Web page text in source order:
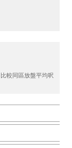
比較同區放盤平均呎